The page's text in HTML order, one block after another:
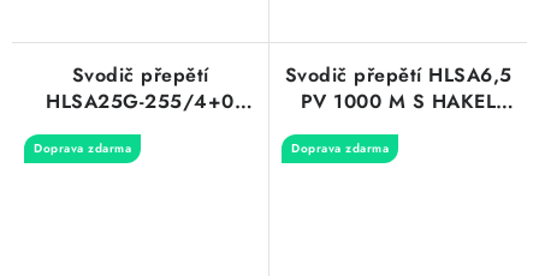
Svodič přepětí
HLSA25G-255/4+0
HAKEL 10465
Doprava zdarma
Svodič přepětí HLSA6,5
PV 1000 M S HAKEL
16371
Doprava zdarma